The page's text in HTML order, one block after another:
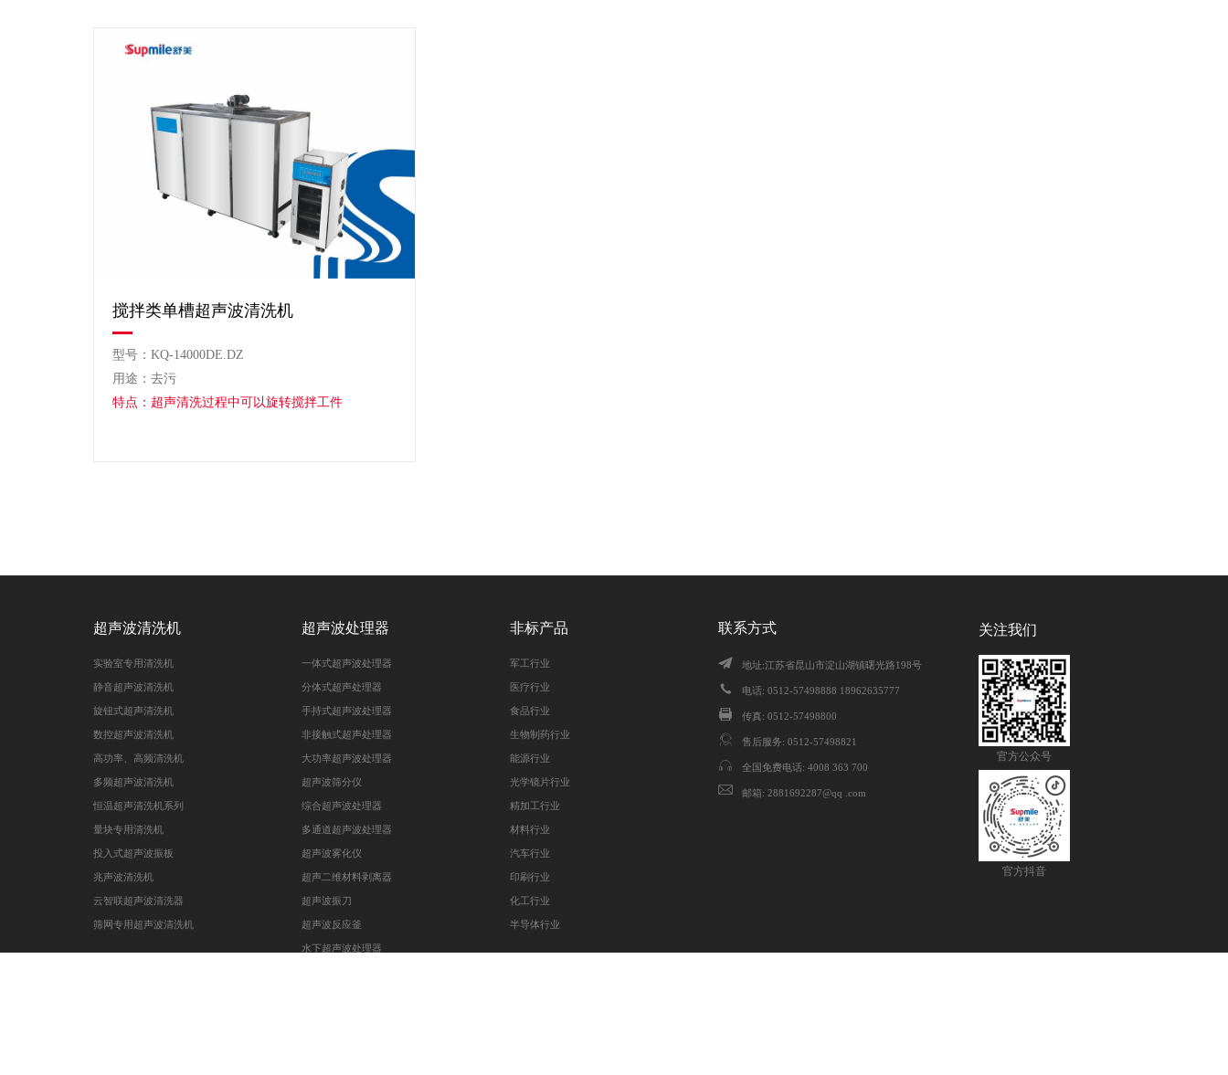
搅拌类单槽超声波清洗机
型号：KQ-14000DE.DZ
用途：去污
特点：超声清洗过程中可以旋转搅拌工件
超声波清洗机
实验室专用清洗机
静音超声波清洗机
旋钮式超声清洗机
数控超声波清洗机
高功率、高频清洗机
多频超声波清洗机
恒温超声清洗机系列
量块专用清洗机
投入式超声波振板
兆声波清洗机
云智联超声波清洗器
筛网专用超声波清洗机
超声波处理器
一体式超声波处理器
分体式超声处理器
手持式超声波处理器
非接触式超声处理器
大功率超声波处理器
超声波筛分仪
综合超声波处理器
多通道超声波处理器
超声波雾化仪
超声二维材料剥离器
超声波振刀
超声波反应釜
水下超声波处理器
非标产品
军工行业
医疗行业
食品行业
生物制药行业
能源行业
光学镜片行业
精加工行业
材料行业
汽车行业
印刷行业
化工行业
半导体行业
联系方式
地址:江苏省昆山市淀山湖镇曙光路198号
电话: 0512-57498888 18962635777
传真: 0512-57498800
售后服务: 0512-57498821
全国免费电话: 4008 363 700
邮箱: 2881692287@qq .com
关注我们
官方公众号
官方抖音